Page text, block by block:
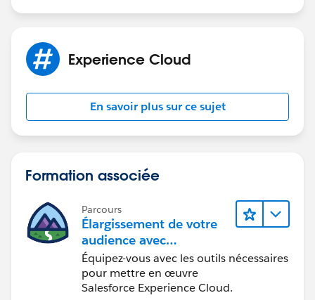
Experience Cloud
En savoir plus sur ce sujet
Formation associée
Parcours
Élargissement de votre
audience avec
Experience Cloud
Équipez-vous avec les outils nécessaires
pour mettre en œuvre
Salesforce Experience Cloud.